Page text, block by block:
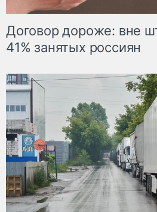
Договор дороже: вне
41% занятых россиян